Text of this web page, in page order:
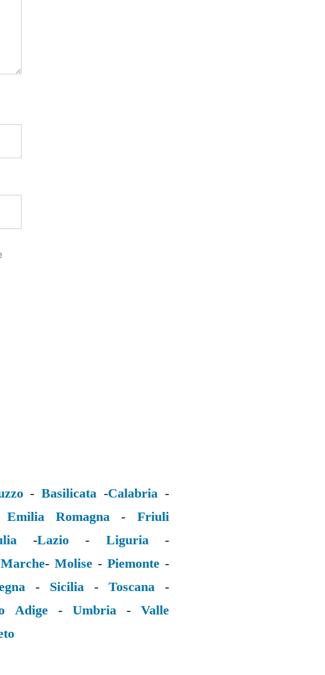
-Basilicata -Calabria-
Emilia Romagna - Friuli
-Lazio - Liguria-
Marche- Molise- Piemonte-
- Sicilia- Toscana-
Adige- Umbria- Valle